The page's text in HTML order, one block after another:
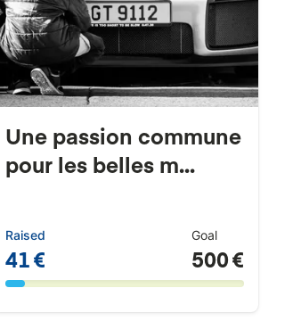
Une passion commune
pour les belles m...
Raised
41 €
Goal
500 €